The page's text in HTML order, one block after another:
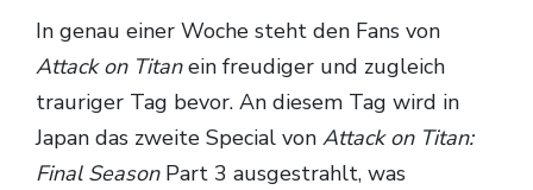
TV-Programm
In genau einer Woche steht den Fans von
Attack on Titanein freudiger und zugleich
trauriger Tag bevor. An diesem Tag wird in
Japan das zweite Special von Attack on Titan:
Final SeasonPart 3 ausgestrahlt, was